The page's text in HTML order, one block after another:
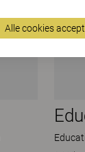
Alle cookies